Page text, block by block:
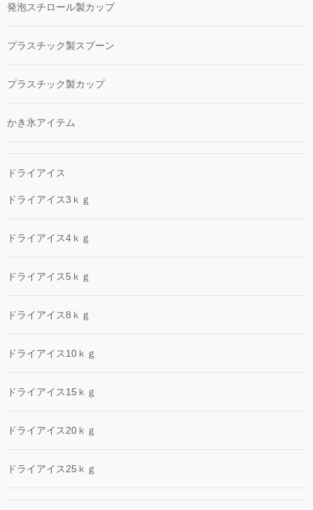
発泡スチロール製カップ
プラスチック製スプーン
プラスチック製カップ
かき氷アイテム
ドライアイス
ドライアイス3ｋｇ
ドライアイス4ｋｇ
ドライアイス5ｋｇ
ドライアイス8ｋｇ
ドライアイス10ｋｇ
ドライアイス15ｋｇ
ドライアイス20ｋｇ
ドライアイス25ｋｇ